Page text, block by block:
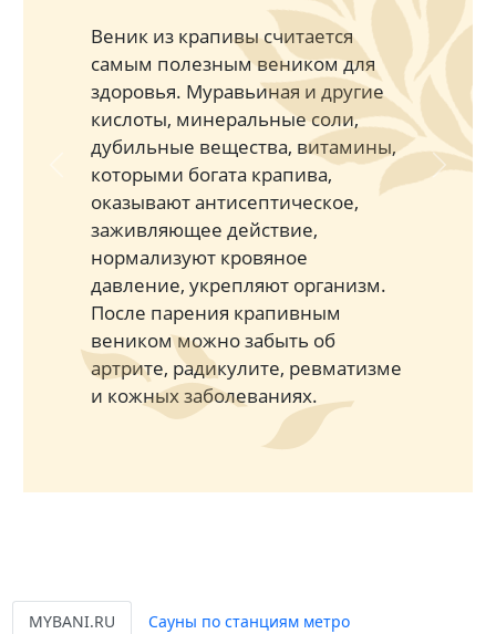
Веник из крапивы считается
самым полезным веником для
здоровья. Муравьиная и другие
кислоты, минеральные соли,
дубильные вещества, витамины,
которыми богата крапива,
оказывают антисептическое,
заживляющее действие,
нормализуют кровяное
давление, укрепляют организм.
После парения крапивным
веником можно забыть об
артрите, радикулите, ревматизме
и кожных заболеваниях.
Previous Next
MYBANI.RU Сауны по станциям метро